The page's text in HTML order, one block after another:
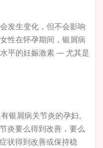
发生变化，但不会影响
性在怀孕期间，银屑病
平的妊娠激素 — 尤其是
银屑病关节炎的孕妇。
炎要么得到改善，要么
状得到改善或保持稳